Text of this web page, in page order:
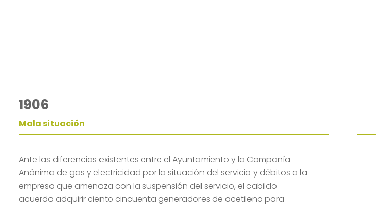
1906
Mala situación
Ante las diferencias existentes entre el Ayuntamiento y la Compañía
Anónima de gas y electricidad por la situación del servicio y débitos a la
empresa que amenaza con la suspensión del servicio, el cabildo
acuerda adquirir ciento cincuenta generadores de acetileno para